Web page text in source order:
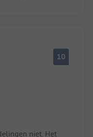
10
niet. Het